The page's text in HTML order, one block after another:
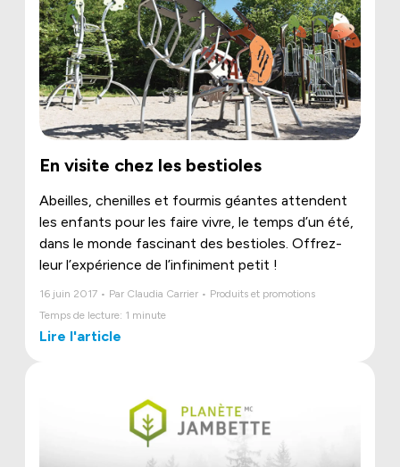
En visite chez les bestioles
Abeilles, chenilles et fourmis géantes attendent
les enfants pour les faire vivre, le temps d’un été,
dans le monde fascinant des bestioles. Offrez-
leur l’expérience de l’infiniment petit !
16 juin 2017 • Par Claudia Carrier • Produits et promotions
Temps de lecture: 1 minute
Lire l'article